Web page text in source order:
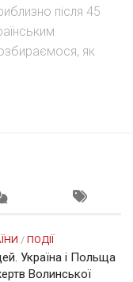
після 45
як
/ ПОДІЇ
Україна і Польща
Волинської